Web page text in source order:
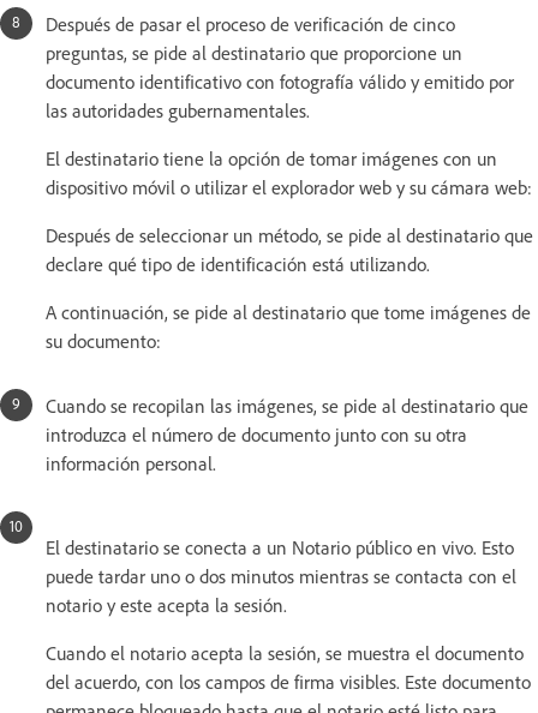
Después de pasar el proceso de verificación de cinco
preguntas, se pide al destinatario que proporcione un
documento identificativo con fotografía válido y emitido por
las autoridades gubernamentales.
El destinatario tiene la opción de tomar imágenes con un
dispositivo móvil o utilizar el explorador web y su cámara web:
Después de seleccionar un método, se pide al destinatario que
declare qué tipo de identificación está utilizando.
A continuación, se pide al destinatario que tome imágenes de
su documento:
Cuando se recopilan las imágenes, se pide al destinatario que
introduzca el número de documento junto con su otra
información personal.
El destinatario se conecta a un Notario público en vivo. Esto
puede tardar uno o dos minutos mientras se contacta con el
notario y este acepta la sesión.
Cuando el notario acepta la sesión, se muestra el documento
del acuerdo, con los campos de firma visibles. Este documento